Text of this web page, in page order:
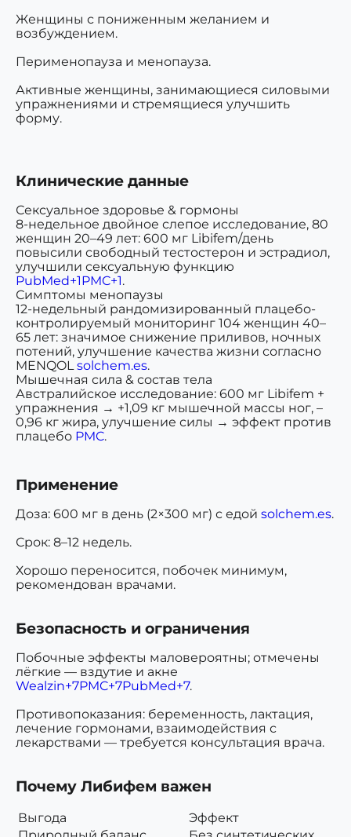
Женщины с пониженным желанием и
возбуждением.
Перименопауза и менопауза.
Активные женщины, занимающиеся силовыми
упражнениями и стремящиеся улучшить
форму.
Клинические данные
Сексуальное здоровье & гормоны
8-недельное двойное слепое исследование, 80
женщин 20–49 лет: 600 мг Libifem/день
повысили свободный тестостерон и эстрадиол,
улучшили сексуальную функцию
PubMed+1PMC+1.
Симптомы менопаузы
12-недельный рандомизированный плацебо-
контролируемый мониторинг 104 женщин 40–
65 лет: значимое снижение приливов, ночных
потений, улучшение качества жизни согласно
MENQOLsolchem.es.
Мышечная сила & состав тела
Австралийское исследование: 600 мг Libifem +
упражнения → +1,09 кг мышечной массы ног, –
0,96 кг жира, улучшение силы → эффект против
плацебо PMC.
Применение
Доза: 600 мг в день (2×300 мг) с едой solchem.es.
Срок: 8–12 недель.
Хорошо переносится, побочек минимум,
рекомендован врачами.
Безопасность и ограничения
Побочные эффекты маловероятны; отмечены
лёгкие — вздутие и акне
Wealzin+7PMC+7PubMed+7.
Противопоказания: беременность, лактация,
лечение гормонами, взаимодействия с
лекарствами — требуется консультация врача.
Почему Либифем важен
Выгода
Эффект